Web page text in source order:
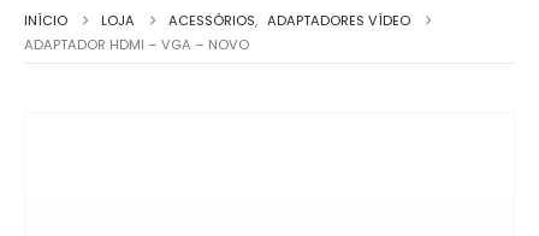
INÍCIO LOJA ACESSÓRIOS, ADAPTADORES VÍDEO
ADAPTADOR HDMI – VGA – NOVO